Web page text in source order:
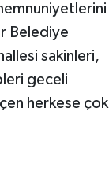
Belediye
sakinleri,
geceli
herkese çok